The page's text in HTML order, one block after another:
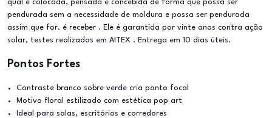
qual é colocada, pensada e concebida de forma que possa ser
pendurada sem a necessidade de moldura e possa ser pendurada
assim que for. é receber . Ele é garantida por vinte anos contra ação
solar, testes realizados em AITEX . Entrega em 10 dias úteis.
Pontos Fortes
Contraste branco sobre verde cria ponto focal
Motivo floral estilizado com estética pop art
Ideal para salas, escritórios e corredores